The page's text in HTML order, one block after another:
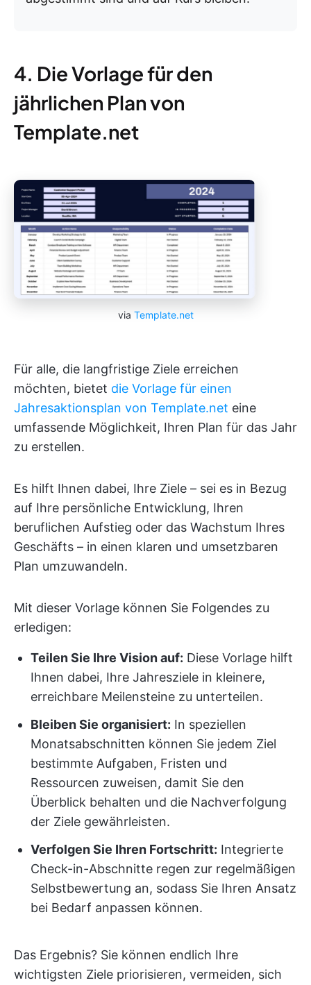
4. Die Vorlage für den
jährlichen Plan von
Template.net
via Template.net
Für alle, die langfristige Ziele erreichen
möchten, bietet die Vorlage für einen
Jahresaktionsplan von Template.net eine
umfassende Möglichkeit, Ihren Plan für das Jahr
zu erstellen.
Es hilft Ihnen dabei, Ihre Ziele – sei es in Bezug
auf Ihre persönliche Entwicklung, Ihren
beruflichen Aufstieg oder das Wachstum Ihres
Geschäfts – in einen klaren und umsetzbaren
Plan umzuwandeln.
Mit dieser Vorlage können Sie Folgendes zu
erledigen:
Teilen Sie Ihre Vision auf: Diese Vorlage hilft
Ihnen dabei, Ihre Jahresziele in kleinere,
erreichbare Meilensteine zu unterteilen.
Bleiben Sie organisiert: In speziellen
Monatsabschnitten können Sie jedem Ziel
bestimmte Aufgaben, Fristen und
Ressourcen zuweisen, damit Sie den
Überblick behalten und die Nachverfolgung
der Ziele gewährleisten.
Verfolgen Sie Ihren Fortschritt: Integrierte
Check-in-Abschnitte regen zur regelmäßigen
Selbstbewertung an, sodass Sie Ihren Ansatz
bei Bedarf anpassen können.
Das Ergebnis? Sie können endlich Ihre
wichtigsten Ziele priorisieren, vermeiden, sich